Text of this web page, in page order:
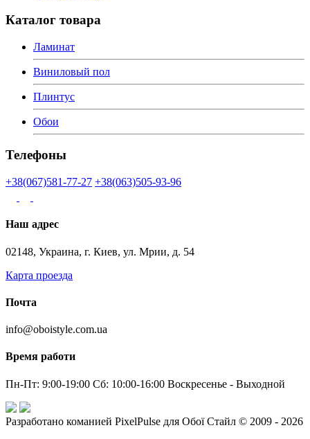
Каталог товара
Ламинат
Виниловый пол
Плинтус
Обои
Телефоны
+38(067)581-77-27 +38(063)505-93-96
Наш адрес
02148, Украина, г. Киев, ул. Мрии, д. 54
Карта проезда
Почта
info@oboistyle.com.ua
Время работи
Пн-Пт: 9:00-19:00 Сб: 10:00-16:00 Воскресенье - Выходной
Разработано команией PixelPulse для Обої Стайл © 2009 - 2026